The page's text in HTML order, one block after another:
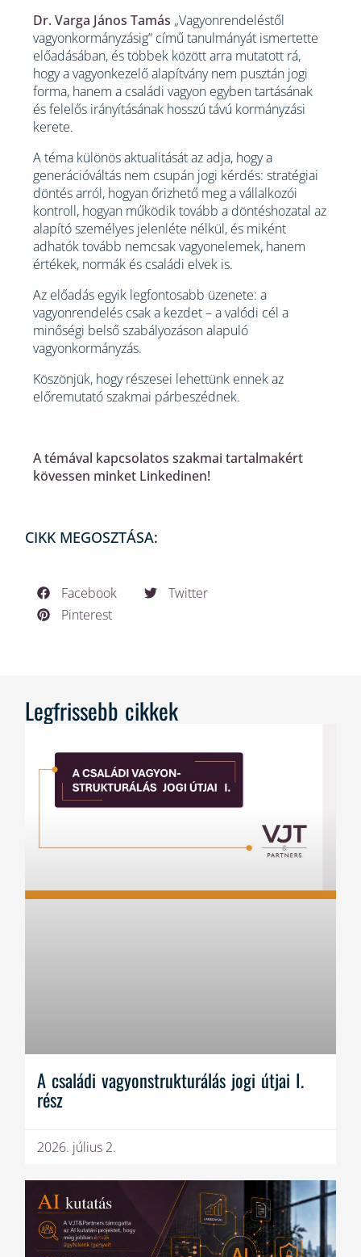
Dr. Varga János Tamás „Vagyonrendeléstől
vagyonkormányzásig” című tanulmányát ismertette
előadásában, és többek között arra mutatott rá,
hogy a vagyonkezelő alapítvány nem pusztán jogi
forma, hanem a családi vagyon egyben tartásának
és felelős irányításának hosszú távú kormányzási
kerete.
A téma különös aktualitását az adja, hogy a
generációváltás nem csupán jogi kérdés: stratégiai
döntés arról, hogyan őrizhető meg a vállalkozói
kontroll, hogyan működik tovább a döntéshozatal az
alapító személyes jelenléte nélkül, és miként
adhatók tovább nemcsak vagyonelemek, hanem
értékek, normák és családi elvek is.
Az előadás egyik legfontosabb üzenete: a
vagyonrendelés csak a kezdet – a valódi cél a
minőségi belső szabályozáson alapuló
vagyonkormányzás.
Köszönjük, hogy részesei lehettünk ennek az
előremutató szakmai párbeszédnek.
A témával kapcsolatos szakmai tartalmakért
kövessen minket Linkedinen!
CIKK MEGOSZTÁSA:
Facebook
Twitter
Pinterest
Legfrissebb cikkek
A családi vagyonstrukturálás jogi útjai I.
rész
2026. július 2.